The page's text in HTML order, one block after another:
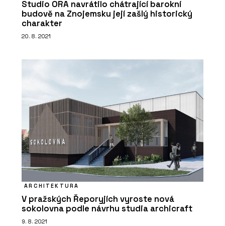
Studio ORA navrátilo chátrající barokní
budově na Znojemsku její zašlý historický
charakter
20. 8. 2021
ARCHITEKTURA
V pražských Řeporyjích vyroste nová
sokolovna podle návrhu studia archicraft
9. 8. 2021